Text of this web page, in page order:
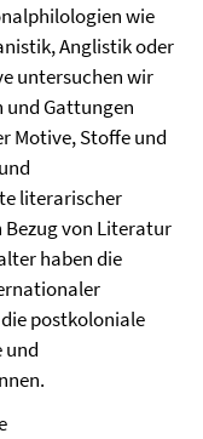
wie
Anglistik oder
untersuchen wir
Gattungen
Motive, Stoffe und
literarischer
von Literatur
haben die
postkoloniale
und